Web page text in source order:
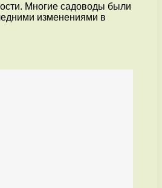
Многие садоводы были
изменениями в